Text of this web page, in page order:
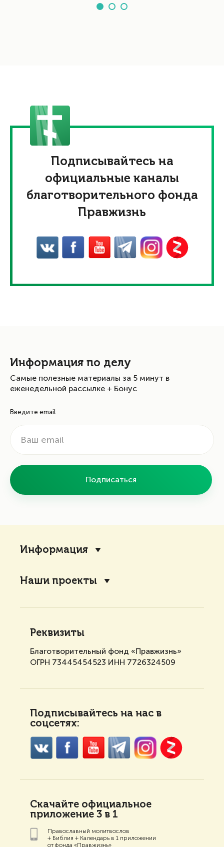
Подписывайтесь на
официальные каналы
благотворительного фонда
Правжизнь
Информация по делу
Самые полезные материалы за 5 минут в
еженедельной рассылке + Бонус
Введите email
Подписаться
Информация
Наши проекты
Реквизиты
Благотворительный фонд «Правжизнь»
ОГРН 73445454523 ИНН 7726324509
Подписывайтесь на нас в
соцсетях:
Скачайте официальное
приложение 3 в 1
Православный молитвослов
+ Библия + Календарь в 1 приложении
от фонда «Правжизнь»